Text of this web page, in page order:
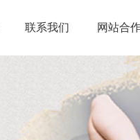
联系我们 网站合